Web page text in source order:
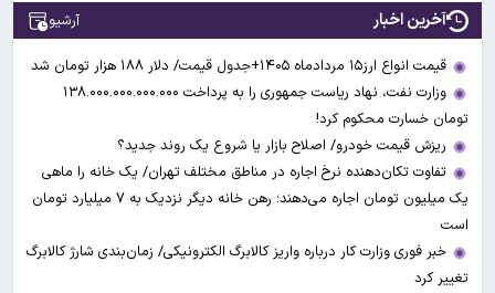
آخرین اخبار آرشیو
قیمت انواع ارز۱۵ مردادماه ۱۴۰۵+جدول قیمت/ دلار ۱۸۸ هزار تومان شد
وزارت نفت، نهاد ریاست جمهوری را به پرداخت ۱۳۸.۰۰۰.۰۰۰.۰۰۰.۰۰۰
تومان خسارت محکوم کرد!
ریزش قیمت خودرو/ اصلاح بازار یا شروع یک روند جدید؟
تفاوت تکان‌دهنده نرخ اجاره در مناطق مختلف تهران/ یک خانه را ماهی
یک میلیون تومان اجاره می‌دهند؛ رهن خانه دیگر نزدیک به ۷ میلیارد تومان
است
خبر فوری وزارت کار درباره واریز کالابرگ الکترونیکی/ زمان‌بندی شارژ کالابرگ
تغییر کرد